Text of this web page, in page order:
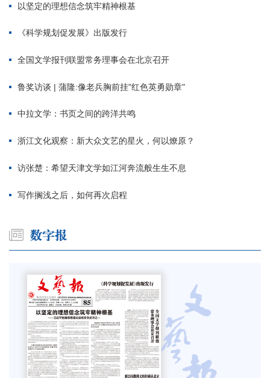
以坚定的理想信念筑牢精神根基
《科学规划促发展》出版发行
全国文学报刊联盟常务理事会在北京召开
鲁奖访谈 | 蒲隆:像老兵胸前挂"红色英勇勋章"
中拉文学：书页之间的跨洋共鸣
浙江文化观察：新大众文艺的星火，何以燎原？
访张楚：希望天津文学如江河奔流般生生不息
写作搁浅之后，如何再次启程